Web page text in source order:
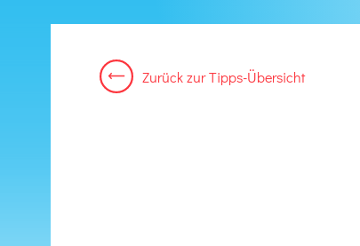
ZurückzurTipps-Übersicht